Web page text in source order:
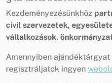
Kezdeményezésünkhöz
civil szervezetek,
vállalkozások,
Amennyiben ajándéktárgyat
regisztráljatok ingyen